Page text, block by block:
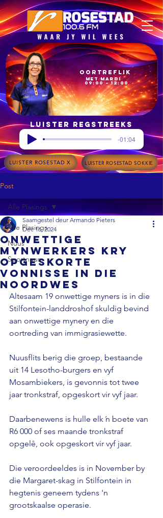
09:00 – 12:00
met Mardi
Oortreflik
Luister regstreeks
-01:04
LUISTER ROSESTAD X LUISTER ROSESTAD SOKKIE
Post
Alle Plasings
Nuus
Sportnuus
Alle Plasings
Onwettige
mynwerkers kry
opgeskorte
vonnisse in die
Noordwes
Saamgestel deur Armando Pieters
Dec 16, 2024
Altesaam 19 onwettige myners is in die
Stilfontein-landdroshof skuldig bevind
aan onwettige mynery en die
oortreding van immigrasiewette.
Nuusflits berig die groep, bestaande
uit 14 Lesotho-burgers en vyf
Mosambiekers, is gevonnis tot twee
jaar tronkstraf, opgeskort vir vyf jaar.
Daarbenewens is hulle elk ŉ boete van
R6 000 of ses maande tronkstraf
opgelê, ook opgeskort vir vyf jaar.
Die veroordeeldes is in November by
die Margaret-skag in Stilfontein in
hegtenis geneem tydens 'n
grootskaalse operasie.